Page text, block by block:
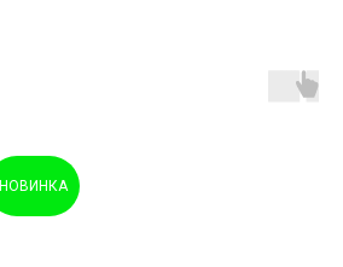
НОВИНКА